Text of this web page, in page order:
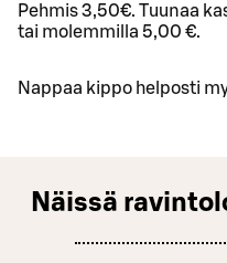
Pehmis 3,50€. Tuunaa
tai molemmilla 5,00 €.
Nappaa kippo helposti
Näissä